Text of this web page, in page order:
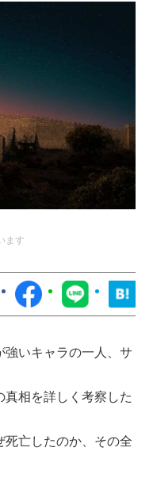
ます
強いキャラの一人、サ
相を詳しく考察した
死亡したのか、その全